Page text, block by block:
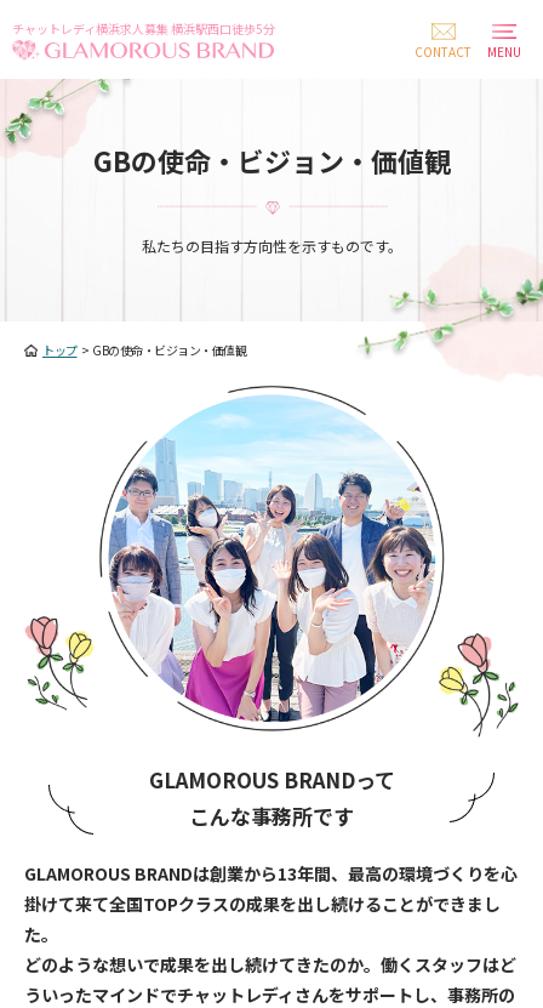
チャットレディ横浜求人募集 横浜駅西口徒歩5分
CONTACT
MENU
GBの使命・ビジョン・価値観
私たちの目指す方向性を示すものです。
トップ> GBの使命・ビジョン・価値観
GLAMOROUS BRANDって
こんな事務所です
GLAMOROUS BRANDは創業から13年間、最高の環境づくりを心
掛けて来て全国TOPクラスの成果を出し続けることができまし
た。
どのような想いで成果を出し続けてきたのか。働くスタッフはど
ういったマインドでチャットレディさんをサポートし、事務所の